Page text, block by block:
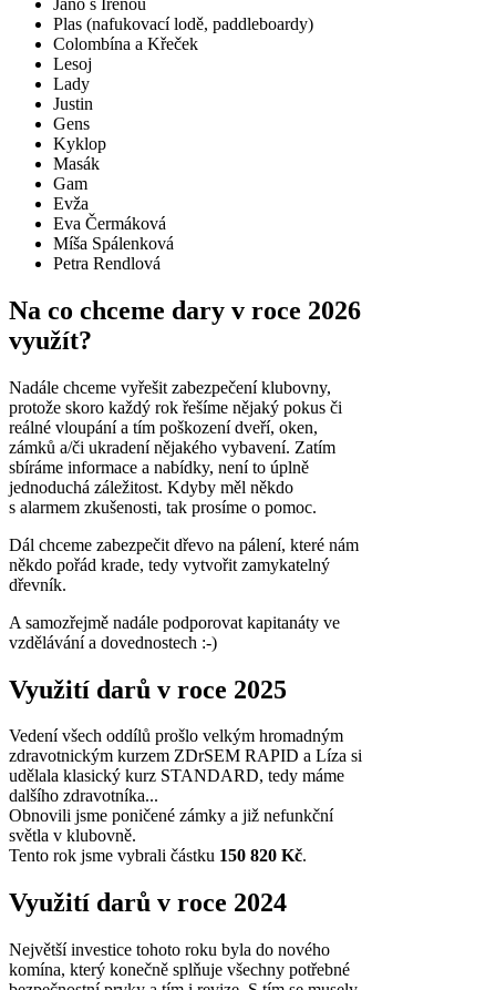
Plas (nafukovací lodě, paddleboardy)
Colombína a Křeček
Lesoj
Lady
Justin
Gens
Kyklop
Masák
Gam
Evža
Eva Čermáková
Míša Spálenková
Petra Rendlová
Na co chceme dary v roce 2026
využít?
Nadále chceme vyřešit zabezpečení klubovny,
protože skoro každý rok řešíme nějaký pokus či
reálné vloupání a tím poškození dveří, oken,
zámků a/či ukradení nějakého vybavení. Zatím
sbíráme informace a nabídky, není to úplně
jednoduchá záležitost. Kdyby měl někdo
s alarmem zkušenosti, tak prosíme o pomoc.
Dál chceme zabezpečit dřevo na pálení, které nám
někdo pořád krade, tedy vytvořit zamykatelný
dřevník.
A samozřejmě nadále podporovat kapitanáty ve
vzdělávání a dovednostech :-)
Využití darů v roce 2025
Vedení všech oddílů prošlo velkým hromadným
zdravotnickým kurzem ZDrSEM RAPID a Líza si
udělala klasický kurz STANDARD, tedy máme
dalšího zdravotníka...
Obnovili jsme poničené zámky a již nefunkční
světla v klubovně.
Tento rok jsme vybrali částku 150 820 Kč.
Využití darů v roce 2024
Největší investice tohoto roku byla do nového
komína, který konečně splňuje všechny potřebné